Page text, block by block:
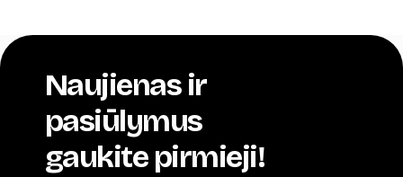
Naujienas ir
pasiūlymus
gaukite pirmieji!